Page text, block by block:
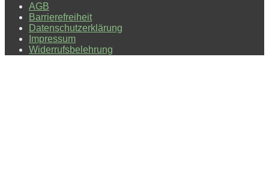
AGB
Barrierefreiheit
Datenschutzerklärung
Impressum
Widerrufsbelehrung